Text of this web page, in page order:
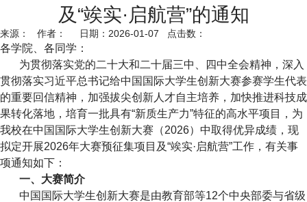
及“竢实·启航营”的通知
来源： 作者： 日期：2026-01-07 点击数：
各学院、各同学：
为贯彻落实党的二十大和二十届三中、四中全会精神，深入
贯彻落实习近平总书记给中国国际大学生创新大赛参赛学生代表
的重要回信精神，加强拔尖创新人才自主培养，加快推进科技成
果转化落地， 培育一批具有“新质生产力”特征的高水平项目，为
我校在中国国际大学生创新大赛（2026）中取得优异成绩，现
拟定开展2026年大赛预征集项目及“竢实·启航营”工作， 有关事
项通知如下：
一、大赛简介
中国国际大学生创新大赛是由教育部等12个中央部委与省级